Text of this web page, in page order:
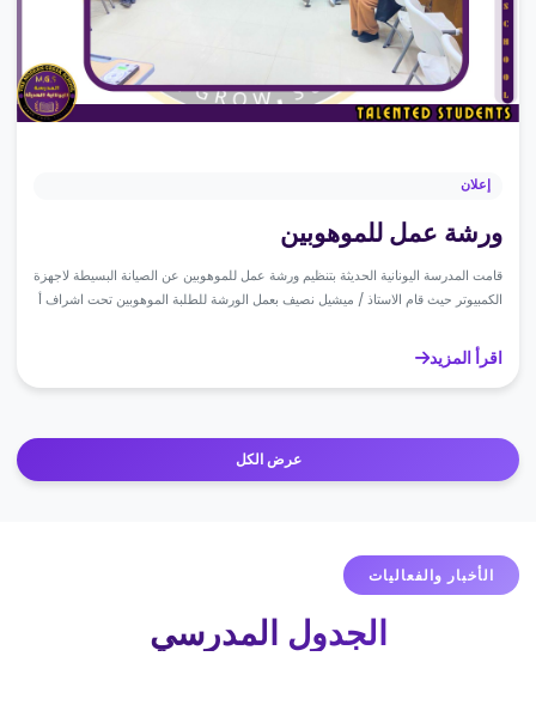
إعلان
ورشة عمل للموهوبين
قامت المدرسة اليونانية الحديثة بتنظيم ورشة عمل للموهوبين عن الصيانة البسيطة لاجهزة
الكمبيوتر حيث قام الاستاذ / ميشيل نصيف بعمل الورشة للطلبة الموهوبين تحت اشراف أ
اقرأ المزيد
عرض الكل
الأخبار والفعاليات
الجدول المدرسي